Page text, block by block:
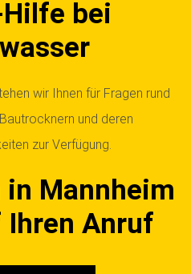
bei
wir Ihnen für Fragen rund
und deren
zur Verfügung.
in Mannheim
Anruf